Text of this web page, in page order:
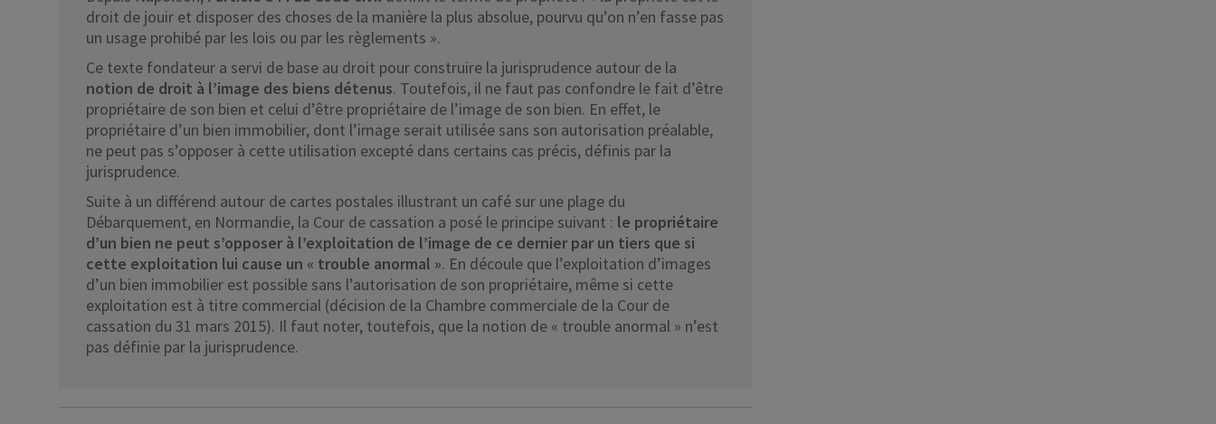
droit de jouir et disposer des choses de la manière la plus absolue, pourvu qu’on n’en fasse pas
un usage prohibé par les lois ou par les règlements ».
Ce texte fondateur a servi de base au droit pour construire la jurisprudence autour de la
notion de droit à l’image des biens détenus. Toutefois, il ne faut pas confondre le fait d’être
propriétaire de son bien et celui d’être propriétaire de l’image de son bien. En effet, le
propriétaire d’un bien immobilier, dont l’image serait utilisée sans son autorisation préalable,
ne peut pas s’opposer à cette utilisation excepté dans certains cas précis, définis par la
jurisprudence.
Suite à un différend autour de cartes postales illustrant un café sur une plage du
Débarquement, en Normandie, la Cour de cassation a posé le principe suivant : le propriétaire
d’un bien ne peut s’opposer à l’exploitation de l’image de ce dernier par un tiers que si
cette exploitation lui cause un « trouble anormal ». En découle que l’exploitation d’images
d’un bien immobilier est possible sans l’autorisation de son propriétaire, même si cette
exploitation est à titre commercial (décision de la Chambre commerciale de la Cour de
cassation du 31 mars 2015). Il faut noter, toutefois, que la notion de « trouble anormal » n’est
pas définie par la jurisprudence.